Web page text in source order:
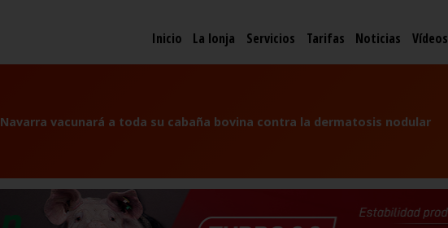
Inicio La lonja Servicios Tarifas Noticias Vídeos
Navarra vacunará a toda su cabaña bovina contra la dermatosis nodular